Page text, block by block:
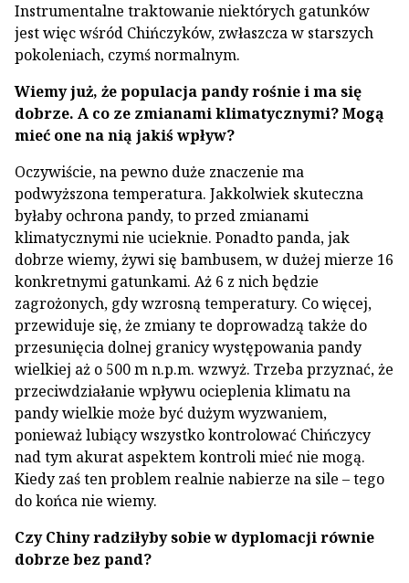
Instrumentalne traktowanie niektórych gatunków
jest więc wśród Chińczyków, zwłaszcza w starszych
pokoleniach, czymś normalnym.
Wiemy już, że populacja pandy rośnie i ma się
dobrze. A co ze zmianami klimatycznymi? Mogą
mieć one na nią jakiś wpływ?
Oczywiście, na pewno duże znaczenie ma
podwyższona temperatura. Jakkolwiek skuteczna
byłaby ochrona pandy, to przed zmianami
klimatycznymi nie ucieknie. Ponadto panda, jak
dobrze wiemy, żywi się bambusem, w dużej mierze 16
konkretnymi gatunkami. Aż 6 z nich będzie
zagrożonych, gdy wzrosną temperatury. Co więcej,
przewiduje się, że zmiany te doprowadzą także do
przesunięcia dolnej granicy występowania pandy
wielkiej aż o 500 m n.p.m. wzwyż. Trzeba przyznać, że
przeciwdziałanie wpływu ocieplenia klimatu na
pandy wielkie może być dużym wyzwaniem,
ponieważ lubiący wszystko kontrolować Chińczycy
nad tym akurat aspektem kontroli mieć nie mogą.
Kiedy zaś ten problem realnie nabierze na sile – tego
do końca nie wiemy.
Czy Chiny radziłyby sobie w dyplomacji równie
dobrze bez pand?